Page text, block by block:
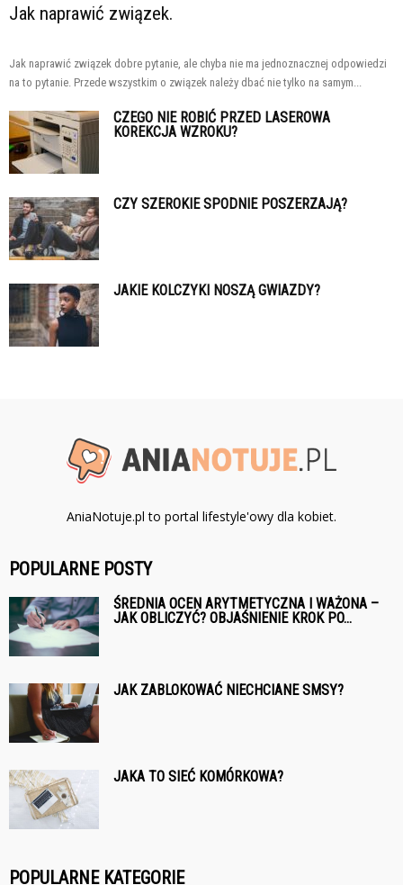
Jak naprawić związek.
Jak naprawić związek dobre pytanie, ale chyba nie ma jednoznacznej odpowiedzi
na to pytanie. Przede wszystkim o związek należy dbać nie tylko na samym...
CZEGO NIE ROBIĆ PRZED LASEROWA
KOREKCJA WZROKU?
CZY SZEROKIE SPODNIE POSZERZAJĄ?
JAKIE KOLCZYKI NOSZĄ GWIAZDY?
AniaNotuje.pl to portal lifestyle'owy dla kobiet.
POPULARNE POSTY
ŚREDNIA OCEN ARYTMETYCZNA I WAŻONA –
JAK OBLICZYĆ? OBJAŚNIENIE KROK PO...
JAK ZABLOKOWAĆ NIECHCIANE SMSY?
JAKA TO SIEĆ KOMÓRKOWA?
POPULARNE KATEGORIE